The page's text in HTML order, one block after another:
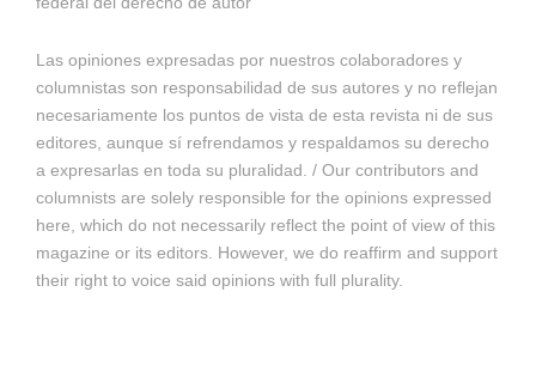
Las opiniones expresadas por nuestros colaboradores y
columnistas son responsabilidad de sus autores y no reflejan
necesariamente los puntos de vista de esta revista ni de sus
editores, aunque sí refrendamos y respaldamos su derecho
a expresarlas en toda su pluralidad. / Our contributors and
columnists are solely responsible for the opinions expressed
here, which do not necessarily reflect the point of view of this
magazine or its editors. However, we do reaffirm and support
their right to voice said opinions with full plurality.